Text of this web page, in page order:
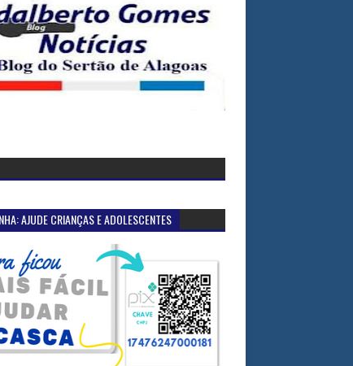
AJUDE CRIANÇAS E ADOLESCENTES